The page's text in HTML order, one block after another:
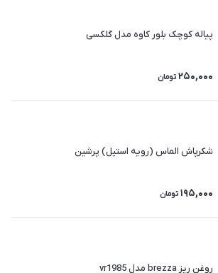
پیاله کوچک بلور کاوه مدل گلکسی
250,000 تومان
شکرپاش الماس (رویه استیل) پرشین
195,000 تومان
روغن ریز brezza مدل vr1985